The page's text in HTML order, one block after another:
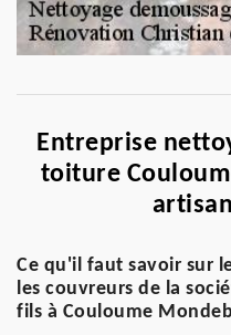
Entreprise
toiture
Ce qu'il faut savoir sur
les couvreurs de la
fils à Couloume